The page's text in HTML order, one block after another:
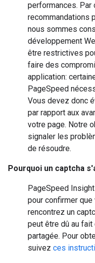
performances. Par
recommandations
nous sommes
développement
être restrictives
faire des
application:
PageSpeed
Vous devez donc
par rapport aux
votre page. Notre
signaler les
de résoudre.
Pourquoi un captcha
PageSpeed
pour confirmer
rencontrez un
peut être dû au
partagée. Pour
suivez ces